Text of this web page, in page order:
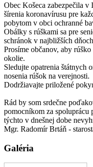
Obec Košeca zabezpečila v
šírenia koronavírusu pre
pobytom v obci ochranné
Obálky s rúškami sa pre
schránok v najbližších
Prosíme občanov, aby
okolie.
Sledujte opatrenia štátnych
nosenia rúšok na verejnosti.
Dodržiavajte priložené
Rád by som srdečne
pomocníkom za spoluprácu
týchto v dnešnej dobe
Mgr. Radomír Brtáň -
Galéria